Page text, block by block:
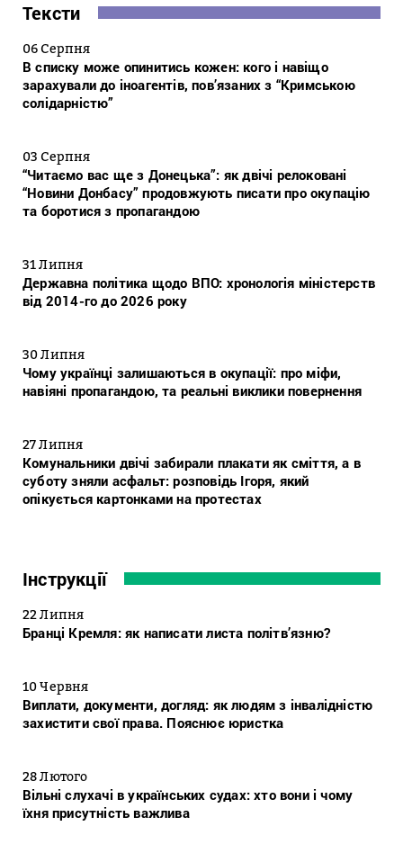
Тексти
06 Серпня
В списку може опинитись кожен: кого і навіщо
зарахували до іноагентів, пов’язаних з “Кримською
солідарністю”
03 Серпня
“Читаємо вас ще з Донецька”: як двічі релоковані
“Новини Донбасу” продовжують писати про окупацію
та боротися з пропагандою
31 Липня
Державна політика щодо ВПО: хронологія міністерств
від 2014-го до 2026 року
30 Липня
Чому українці залишаються в окупації: про міфи,
навіяні пропагандою, та реальні виклики повернення
27 Липня
Комунальники двічі забирали плакати як сміття, а в
суботу зняли асфальт: розповідь Ігоря, який
опікується картонками на протестах
Інструкції
22 Липня
Бранці Кремля: як написати листа політв’язню?
10 Червня
Виплати, документи, догляд: як людям з інвалідністю
захистити свої права. Пояснює юристка
28 Лютого
Вільні слухачі в українських судах: хто вони і чому
їхня присутність важлива